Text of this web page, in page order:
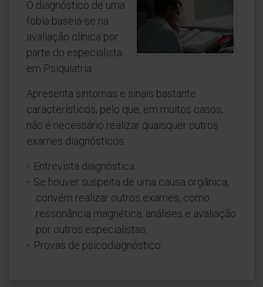
O diagnóstico de uma
fobia baseia-se na
avaliação clínica por
parte do especialista
em Psiquiatria.
Apresenta sintomas e sinais bastante
característicos, pelo que, em muitos casos,
não é necessário realizar quaisquer outros
exames diagnósticos.
Entrevista diagnóstica.
Se houver suspeita de uma causa orgânica,
convém realizar outros exames, como
ressonância magnética, análises e avaliação
por outros especialistas.
Provas de psicodiagnóstico.